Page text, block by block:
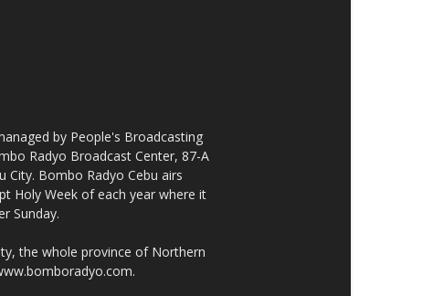
by People's Broadcasting
Radyo Broadcast Center, 87-A
City. Bombo Radyo Cebu airs
Holy Week of each year where it
Sunday.
the whole province of Northern